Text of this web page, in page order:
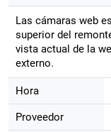
Las cámaras web
superior del
vista actual de la
externo.
Hora
Proveedor